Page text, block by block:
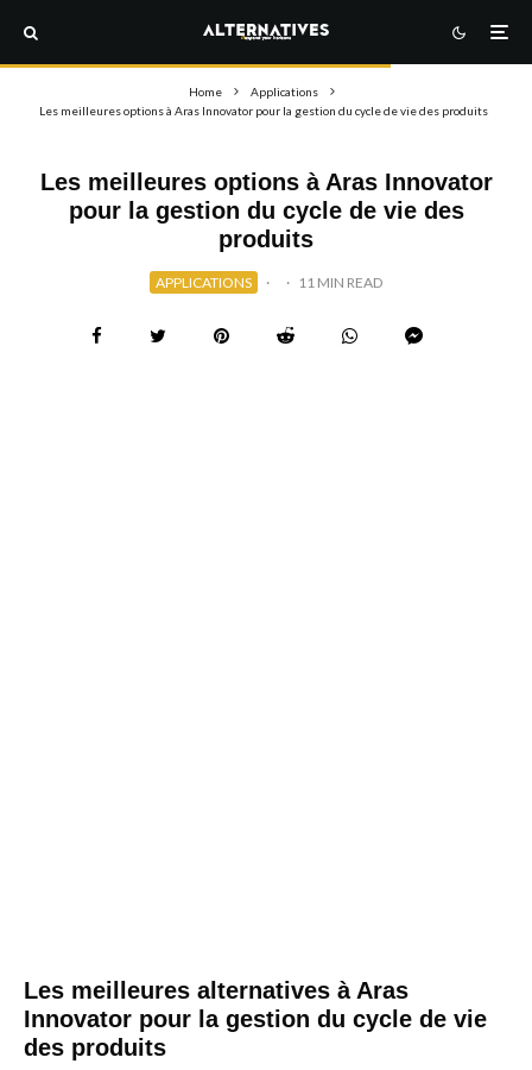
Home
Applications
Les meilleures options à Aras Innovator pour la gestion du cycle de vie des produits
Les meilleures options à Aras Innovator
pour la gestion du cycle de vie des
produits
APPLICATIONS · · 11 MIN READ
Les meilleures alternatives à Aras
Innovator pour la gestion du cycle de vie
des produits